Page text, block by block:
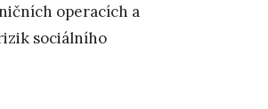
operacích a
sociálního